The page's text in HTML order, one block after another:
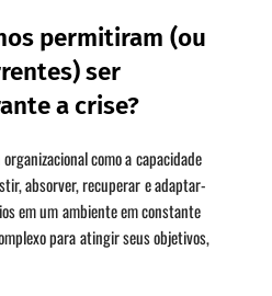
permitiram (ou
ser
a crise?
como a capacidade
absorver, recuperar e adaptar-
em um ambiente em constante
para atingir seus objetivos,